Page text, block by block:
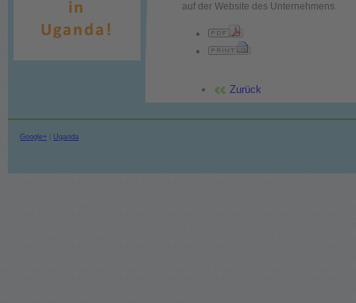
auf der Website des Unternehmens.
Zurück
Google+ Uganda